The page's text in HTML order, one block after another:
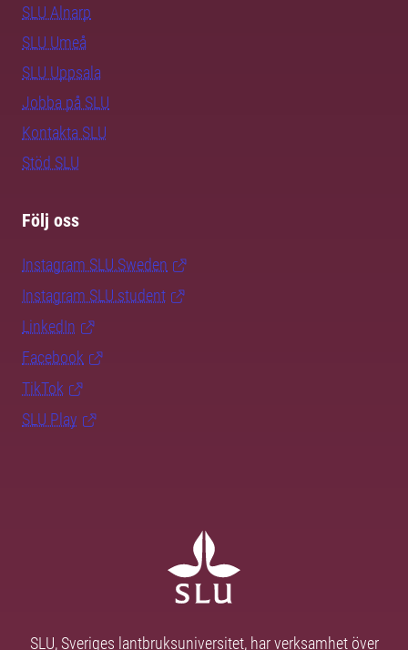
SLU Alnarp
SLU Umeå
SLU Uppsala
Jobba på SLU
Kontakta SLU
Stöd SLU
Följ oss
Instagram SLU.Sweden
Instagram SLU.student
LinkedIn
Facebook
TikTok
SLU Play
SLU, Sveriges lantbruksuniversitet, har verksamhet över